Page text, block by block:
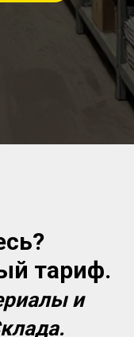
тариф.
и